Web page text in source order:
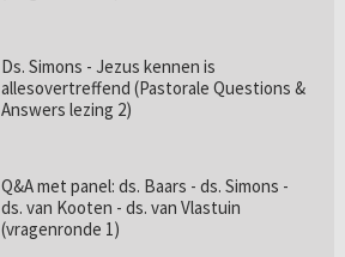
Ds. Simons - Jezus kennen is
allesovertreffend (Pastorale Questions &
Answers lezing 2)
Q&A met panel: ds. Baars - ds. Simons -
ds. van Kooten - ds. van Vlastuin
(vragenronde 1)